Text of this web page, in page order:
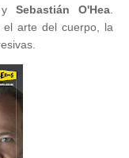
y Sebastián O'Hea.
el arte del cuerpo, la